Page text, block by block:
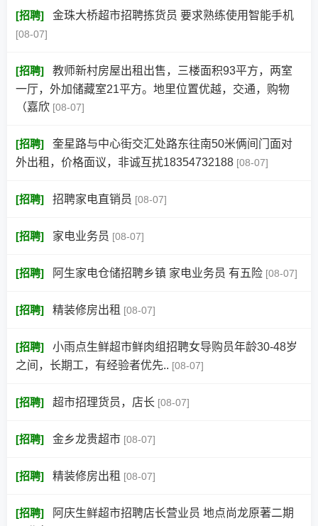
[招聘] 金珠大桥超市招聘拣货员 要求熟练使用智能手机
[08-07]
[招聘]
教师新村房屋出租出售，三楼面积93平方，两室
一厅，外加储藏室21平方。地里位置优越，交通，购物
（嘉欣 [08-07]
[招聘]
奎星路与中心街交汇处路东往南50米俩间门面对
外出租，价格面议，非诚互扰18354732188 [08-07]
[招聘] 招聘家电直销员 [08-07]
[招聘] 家电业务员 [08-07]
[招聘] 阿生家电仓储招聘乡镇 家电业务员 有五险 [08-07]
[招聘] 精装修房出租 [08-07]
[招聘]
小雨点生鲜超市鲜肉组招聘女导购员年龄30-48岁
之间，长期工，有经验者优先.. [08-07]
[招聘] 超市招理货员，店长 [08-07]
[招聘] 金乡龙贵超市 [08-07]
[招聘] 精装修房出租 [08-07]
[招聘]
阿庆生鲜超市招聘店长营业员 地点尚龙原著二期